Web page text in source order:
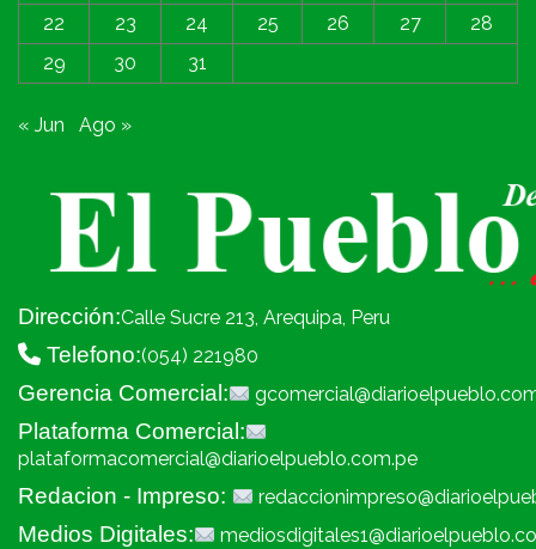
22
23 24 25 26 27
28
29
30 31
« Jun Ago »
Dirección:Calle Sucre 213, Arequipa, Peru
Telefono:(054) 221980
Gerencia Comercial:
Plataforma Comercial:
plataformacomercial@diarioelpueblo.com.pe
Redacion - Impreso:
Medios Digitales: